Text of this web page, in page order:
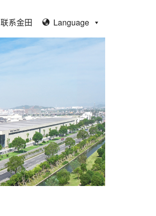
联系金田 Language